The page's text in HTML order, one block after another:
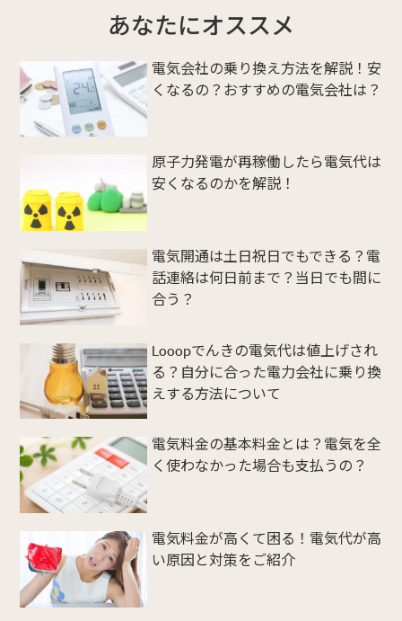
あなたにオススメ
電気会社の乗り換え方法を解説！安
くなるの？おすすめの電気会社は？
原子力発電が再稼働したら電気代は
安くなるのかを解説！
電気開通は土日祝日でもできる？電
話連絡は何日前まで？当日でも間に
合う？
Looopでんきの電気代は値上げされ
る？自分に合った電力会社に乗り換
えする方法について
電気料金の基本料金とは？電気を全
く使わなかった場合も支払うの？
電気料金が高くて困る！電気代が高
い原因と対策をご紹介